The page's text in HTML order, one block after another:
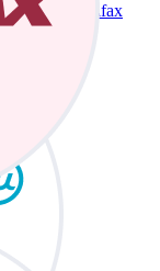
Equifax